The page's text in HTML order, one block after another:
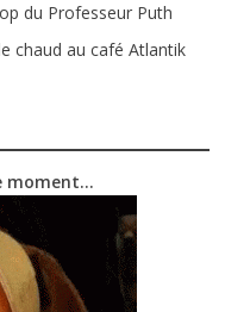
du Professeur Puth
chaud au café Atlantik
moment…